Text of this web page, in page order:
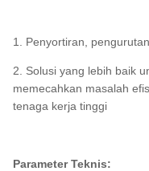
1. Penyortiran,
2. Solusi yang lebih baik
memecahkan masalah
tenaga kerja tinggi
Parameter Teknis: